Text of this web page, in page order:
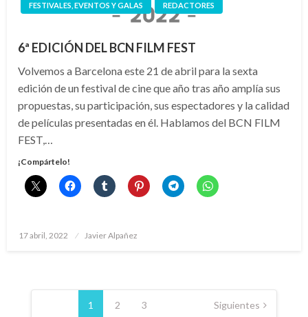
FESTIVALES, EVENTOS Y GALAS
REDACTORES
6ª EDICIÓN DEL BCN FILM FEST
Volvemos a Barcelona este 21 de abril para la sexta
edición de un festival de cine que año tras año amplía sus
propuestas, su participación, sus espectadores y la calidad
de películas presentadas en él. Hablamos del BCN FILM
FEST,…
¡Compártelo!
Publicado
17 abril, 2022 Javier Alpañez
Paginación
1 2 3 Siguientes